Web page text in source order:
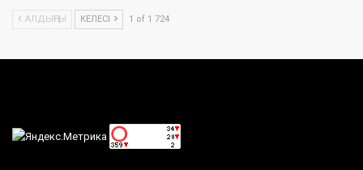
АЛДЫҢҒЫ КЕЛЕСІ 1 of 1 724